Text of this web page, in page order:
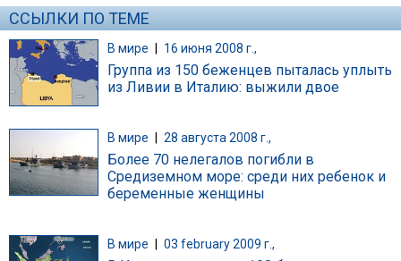
ССЫЛКИ ПО ТЕМЕ
В мире | 16 июня 2008 г.,
Группа из 150 беженцев пыталась уплыть
из Ливии в Италию: выжили двое
В мире 28 августа 2008 г.,
Более 70 нелегалов погибли в
Средиземном море: среди них ребенок и
беременные женщины
В мире 03 february 2009 г.,